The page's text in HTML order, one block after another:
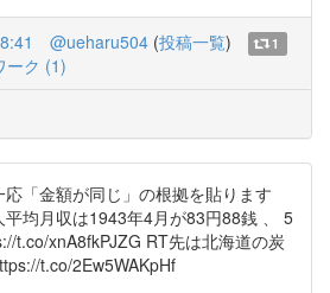
@ueharu504 (投稿一覧) 1
ーク (1)
「金額が同じ」の根拠を貼ります
均月収は1943年4月が83円88銭 、 5
t.co/xnA8fkPJZG RT先は北海道の炭
t.co/2Ew5WAKpHf